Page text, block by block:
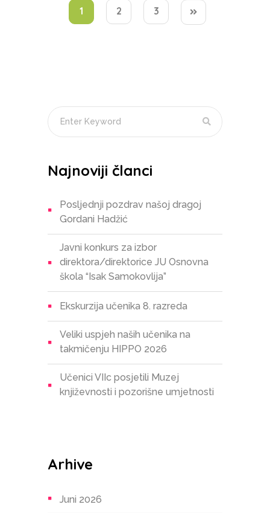
Najnoviji članci
Posljednji pozdrav našoj dragoj
Gordani Hadžić
Javni konkurs za izbor
direktora/direktorice JU Osnovna
škola “Isak Samokovlija”
Ekskurzija učenika 8. razreda
Veliki uspjeh naših učenika na
takmičenju HIPPO 2026
Učenici VIIc posjetili Muzej
književnosti i pozorišne umjetnosti
1 2 3
Arhive
Juni 2026